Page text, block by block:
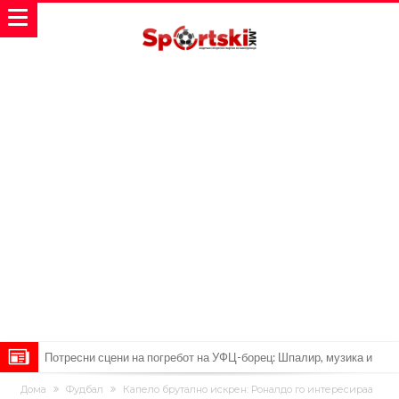
Потресни сцени на погребот на УФЦ-борец: Шпалир, музика и
аплауз кој ги расплака сите (Видео)
(ВИДЕО) Голема трагедија: Гром усмрти фудбалери, а уште 12 се
Дома Фудбал
Капело брутално искрен: Роналдо го интересираа